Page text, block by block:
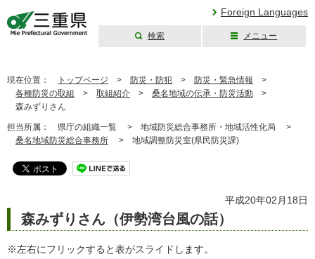
Foreign Languages
検索 メニュー
現在位置： トップページ > 防災・防犯 > 防災・緊急情報 >
各種防災の取組
> 取組紹介 > 桑名地域の伝承・防災活動 >
森みずりさん
担当所属： 県庁の組織一覧 > 地域防災総合事務所・地域活性化局 >
桑名地域防災総合事務所 > 地域調整防災室(県民防災課)
平成20年02月18日
森みずりさん（伊勢湾台風の話）
※左右にフリックすると表がスライドします。